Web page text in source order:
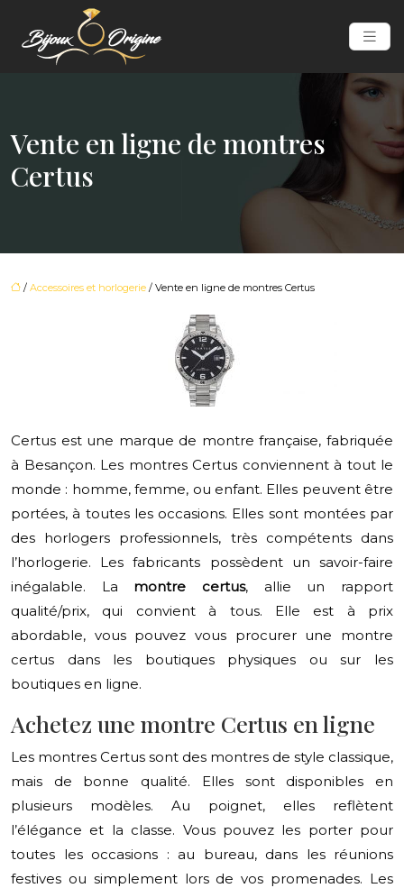
Vente en ligne de montres
Certus
/ Accessoires et horlogerie / Vente en ligne de montres Certus
Certus est une marque de montre française, fabriquée
à Besançon. Les montres Certus conviennent à tout le
monde : homme, femme, ou enfant. Elles peuvent être
portées, à toutes les occasions. Elles sont montées par
des horlogers professionnels, très compétents dans
l’horlogerie. Les fabricants possèdent un savoir-faire
inégalable. La montre certus, allie un rapport
qualité/prix, qui convient à tous. Elle est à prix
abordable, vous pouvez vous procurer une montre
certus dans les boutiques physiques ou sur les
boutiques en ligne.
Achetez une montre Certus en ligne
Les montres Certus sont des montres de style classique,
mais de bonne qualité. Elles sont disponibles en
plusieurs modèles. Au poignet, elles reflètent
l’élégance et la classe. Vous pouvez les porter pour
toutes les occasions : au bureau, dans les réunions
festives ou simplement lors de vos promenades. Les